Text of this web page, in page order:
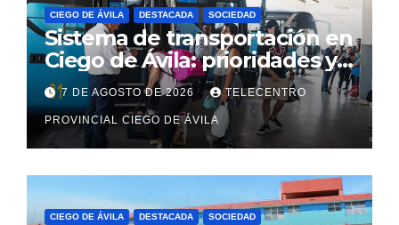
CIEGO DE ÁVILA DESTACADA SOCIEDAD
Sistema de transportación en
Ciego de Ávila: prioridades y
cambios para viajeros
7 DE AGOSTO DE 2026 TELECENTRO
PROVINCIAL CIEGO DE ÁVILA
CIEGO DE ÁVILA DESTACADA SOCIEDAD